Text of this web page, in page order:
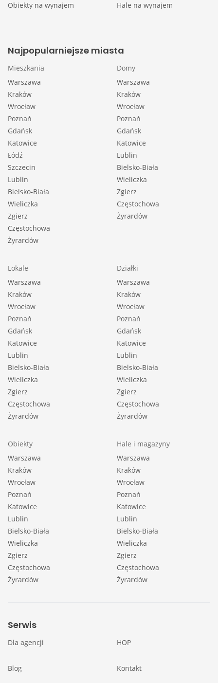
Obiekty na wynajem
Hale na wynajem
Najpopularniejsze miasta
Mieszkania
Warszawa
Kraków
Wrocław
Poznań
Gdańsk
Katowice
Łódź
Szczecin
Lublin
Bielsko-Biała
Wieliczka
Zgierz
Częstochowa
Żyrardów
Domy
Warszawa
Kraków
Wrocław
Poznań
Gdańsk
Katowice
Lublin
Bielsko-Biała
Wieliczka
Zgierz
Częstochowa
Żyrardów
Lokale
Warszawa
Kraków
Wrocław
Poznań
Gdańsk
Katowice
Lublin
Bielsko-Biała
Wieliczka
Zgierz
Częstochowa
Żyrardów
Działki
Warszawa
Kraków
Wrocław
Poznań
Gdańsk
Katowice
Lublin
Bielsko-Biała
Wieliczka
Zgierz
Częstochowa
Żyrardów
Obiekty
Warszawa
Kraków
Wrocław
Poznań
Katowice
Lublin
Bielsko-Biała
Wieliczka
Zgierz
Częstochowa
Żyrardów
Hale i magazyny
Warszawa
Kraków
Wrocław
Poznań
Katowice
Lublin
Bielsko-Biała
Wieliczka
Zgierz
Częstochowa
Żyrardów
Serwis
Dla agencji HOP
Blog Kontakt